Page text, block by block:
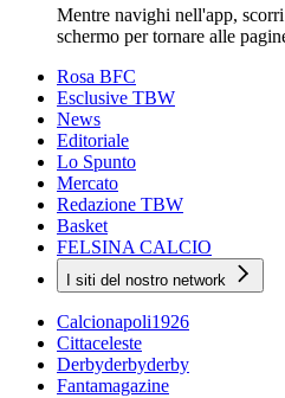
Mentre navighi nell'app,
schermo per tornare alle
Rosa BFC
Esclusive TBW
News
Editoriale
Lo Spunto
Mercato
Redazione TBW
Basket
FELSINA CALCIO
I siti del nostro network
Calcionapoli1926
Cittaceleste
Derbyderbyderby
Fantamagazine